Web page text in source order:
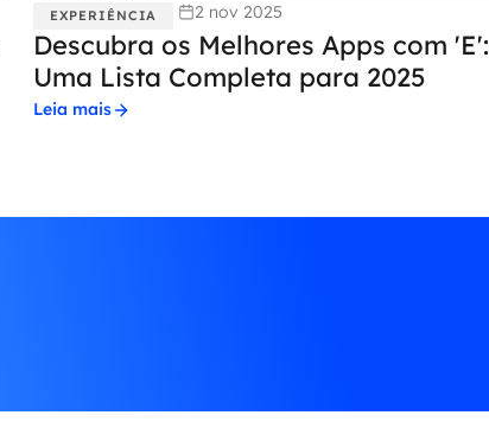
EXPERIÊNCIA 2 nov 2025
Descubra os Melhores Apps com 'E':
Uma Lista Completa para 2025
Leia mais